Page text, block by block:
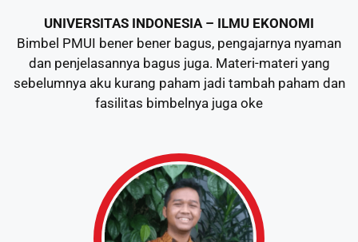
UNIVERSITAS INDONESIA – ILMU EKONOMI
Bimbel PMUI bener bener bagus, pengajarnya nyaman
dan penjelasannya bagus juga. Materi-materi yang
sebelumnya aku kurang paham jadi tambah paham dan
fasilitas bimbelnya juga oke